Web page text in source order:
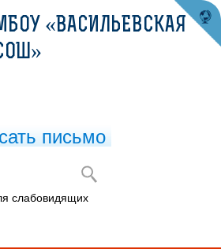
Прием в 1 класс.
«ВАСИЛЬЕВСКАЯ
письмо
слабовидящих